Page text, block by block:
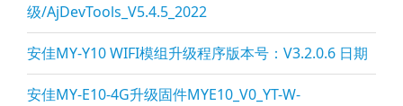
级/AjDevTools_V5.4.5_2022
安佳MY-Y10 WIFI模组升级程序版本号：V3.2.0.6 日期
安佳MY-E10-4G升级固件MYE10_V0_YT-W-